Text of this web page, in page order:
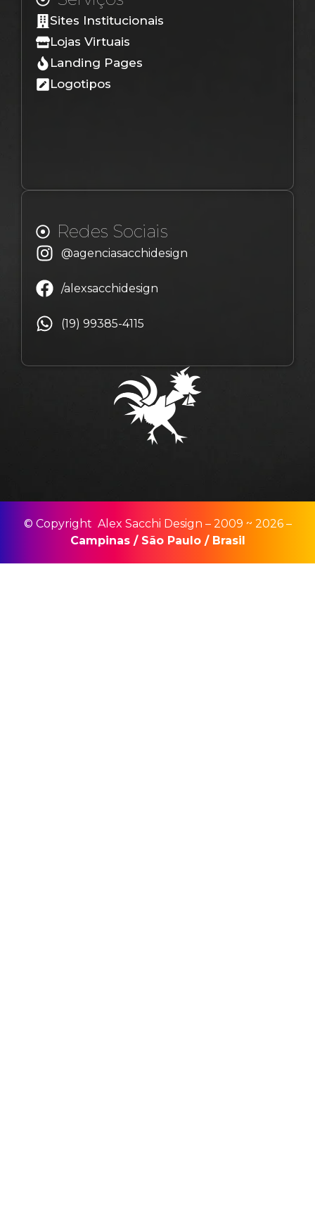
Sites Institucionais
Lojas Virtuais
Landing Pages
Logotipos
Redes Sociais
@agenciasacchidesign
/alexsacchidesign
(19) 99385-4115
© Copyright Alex Sacchi Design – 2009 ~ 2026 –
Campinas/ São Paulo/ Brasil